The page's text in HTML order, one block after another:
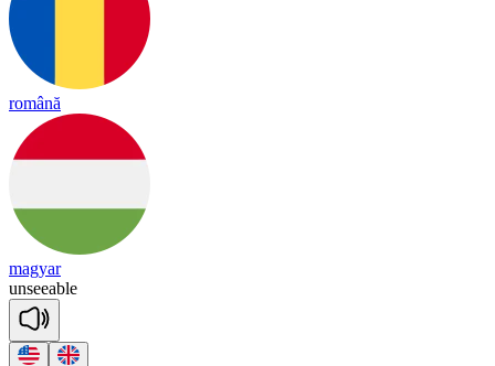
română
magyar
unseeable